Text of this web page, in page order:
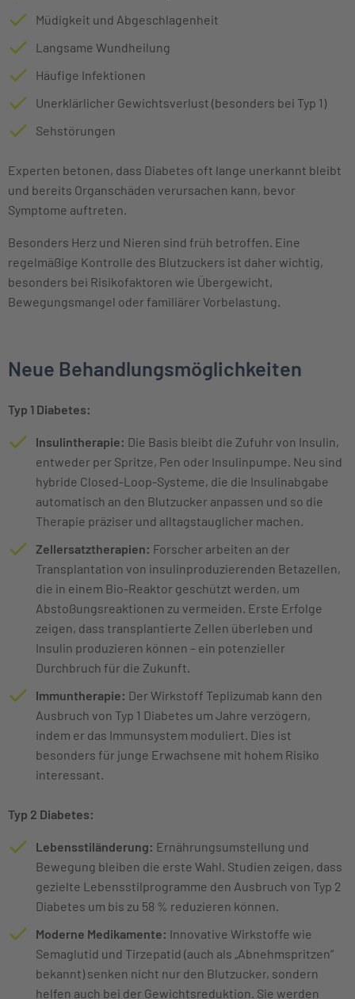
Müdigkeit und Abgeschlagenheit
Langsame Wundheilung
Häufige Infektionen
Unerklärlicher Gewichtsverlust (besonders bei Typ 1)
Sehstörungen
Experten betonen, dass Diabetes oft lange unerkannt bleibt
und bereits Organschäden verursachen kann, bevor
Symptome auftreten.
Besonders Herz und Nieren sind früh betroffen. Eine
regelmäßige Kontrolle des Blutzuckers ist daher wichtig,
besonders bei Risikofaktoren wie Übergewicht,
Bewegungsmangel oder familiärer Vorbelastung.
Neue Behandlungsmöglichkeiten
Typ 1 Diabetes:
Insulintherapie: Die Basis bleibt die Zufuhr von Insulin,
entweder per Spritze, Pen oder Insulinpumpe. Neu sind
hybride Closed-Loop-Systeme, die die Insulinabgabe
automatisch an den Blutzucker anpassen und so die
Therapie präziser und alltagstauglicher machen.
Zellersatztherapien: Forscher arbeiten an der
Transplantation von insulinproduzierenden Betazellen,
die in einem Bio-Reaktor geschützt werden, um
Abstoßungsreaktionen zu vermeiden. Erste Erfolge
zeigen, dass transplantierte Zellen überleben und
Insulin produzieren können – ein potenzieller
Durchbruch für die Zukunft.
Immuntherapie: Der Wirkstoff Teplizumab kann den
Ausbruch von Typ 1 Diabetes um Jahre verzögern,
indem er das Immunsystem moduliert. Dies ist
besonders für junge Erwachsene mit hohem Risiko
interessant.
Typ 2 Diabetes:
Lebensstiländerung: Ernährungsumstellung und
Bewegung bleiben die erste Wahl. Studien zeigen, dass
gezielte Lebensstilprogramme den Ausbruch von Typ 2
Diabetes um bis zu 58 % reduzieren können.
Moderne Medikamente: Innovative Wirkstoffe wie
Semaglutid und Tirzepatid (auch als „Abnehmspritzen“
bekannt) senken nicht nur den Blutzucker, sondern
helfen auch bei der Gewichtsreduktion. Sie werden